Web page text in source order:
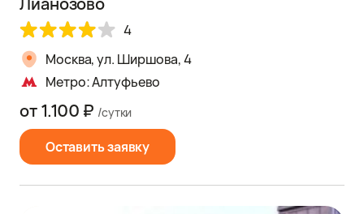
4
Москва, ул. Ширшова, 4
Метро: Алтуфьево
Оставить заявку
от 1.100 ₽ /сутки